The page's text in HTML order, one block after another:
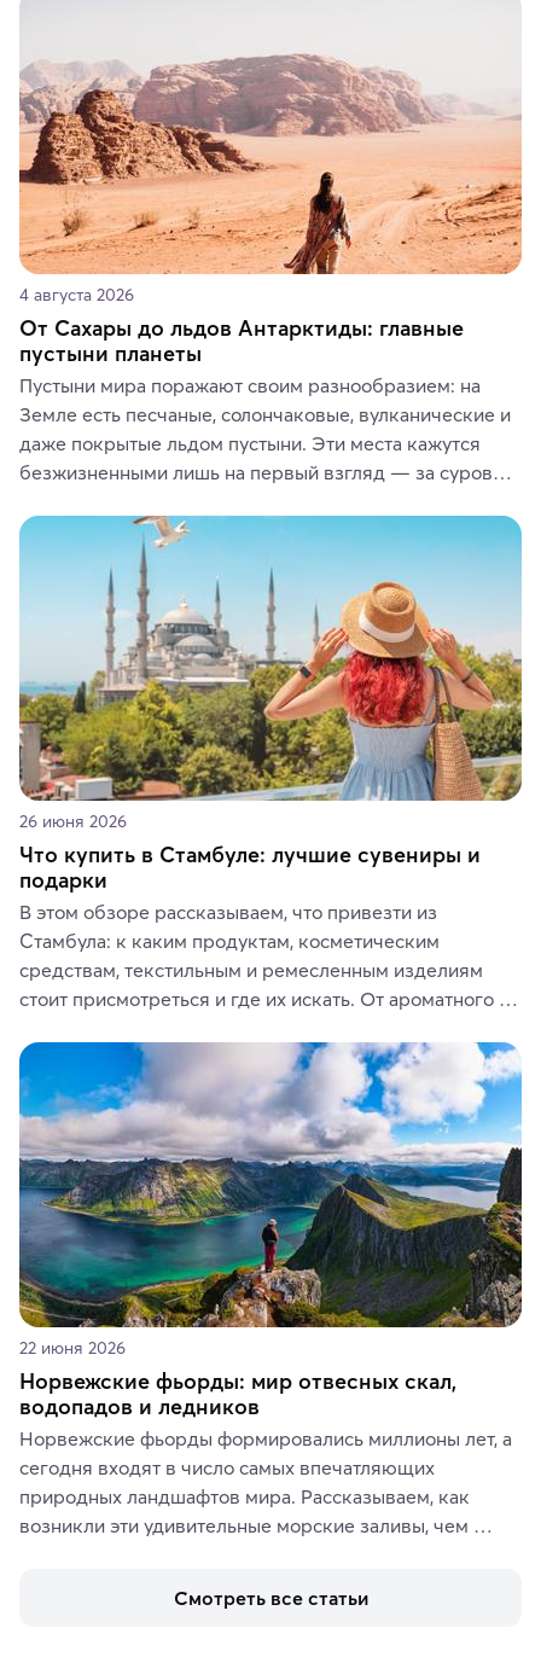
4 августа 2026
От Сахары до льдов Антарктиды: главные
пустыни планеты
Пустыни мира поражают своим разнообразием: на
Земле есть песчаные, солончаковые, вулканические и
даже покрытые льдом пустыни. Эти места кажутся
безжизненными лишь на первый взгляд — за суровой
животные и маршруты, которые дарят одни из самых
ярких впечатлений от путешествий.
26 июня 2026
Что купить в Стамбуле: лучшие сувениры и
подарки
В этом обзоре рассказываем, что привезти из
Стамбула: к каким продуктам, косметическим
средствам, текстильным и ремесленным изделиям
стоит присмотреться и где их искать. От ароматного
керамики и изделий из кожи на турецких рынках и в
аутентичных лавках — в подарок близким или себе на
память о путешествии.
22 июня 2026
Норвежские фьорды: мир отвесных скал,
водопадов и ледников
Норвежские фьорды формировались миллионы лет, а
сегодня входят в число самых впечатляющих
природных ландшафтов мира. Рассказываем, как
возникли эти удивительные морские заливы, чем
включить в маршрут по Норвегии.
Смотреть все статьи